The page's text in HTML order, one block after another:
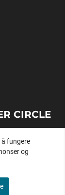
CIRCLE
fungere
og